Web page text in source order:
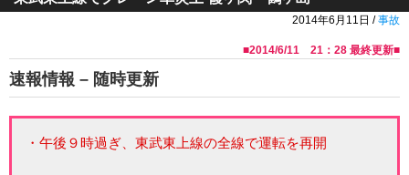
2014年6月11日 /事故
■2014/6/11 21：28 最終更新■
速報情報 – 随時更新
・午後９時過ぎ、東武東上線の全線で運転を再開